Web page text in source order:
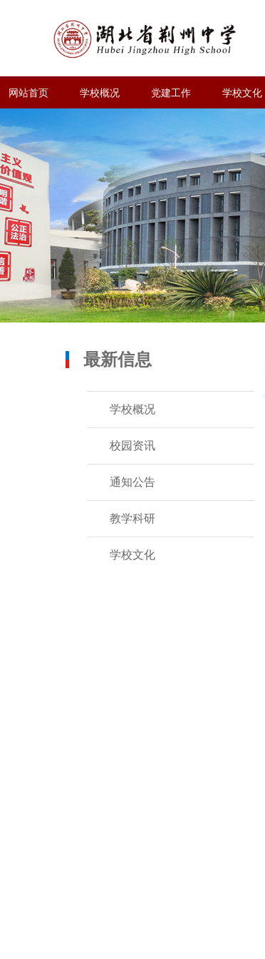
网站首页 学校概况 党建工作 学校文化
最新信息
学校概况
校园资讯
通知公告
教学科研
学校文化